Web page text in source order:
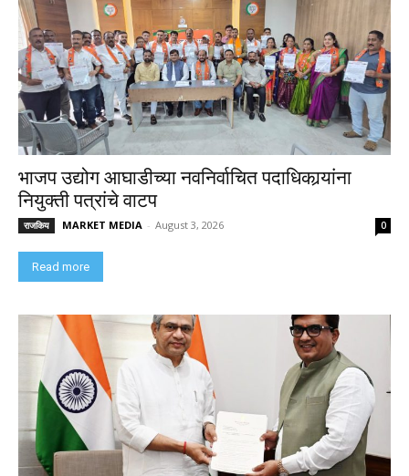
भाजप उद्योग आघाडीच्या नवनिर्वाचित पदाधिकार्‍यांना
नियुक्ती पत्रांचे वाटप
राजकिय MARKET MEDIA - August 3, 2026 0
Read more